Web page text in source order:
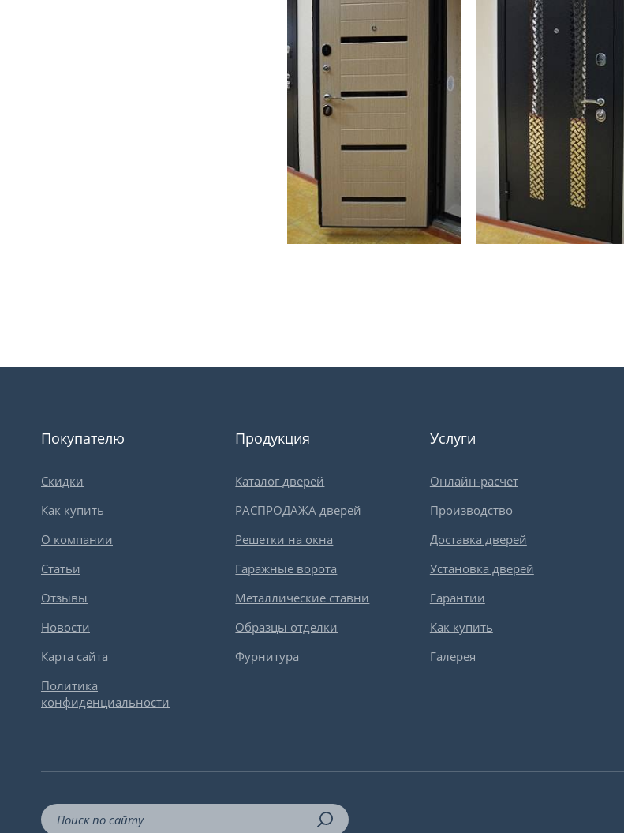
Покупателю
Скидки
Как купить
О компании
Статьи
Отзывы
Новости
Карта сайта
Политика
конфиденциальности
Продукция
Каталог дверей
РАСПРОДАЖА дверей
Решетки на окна
Гаражные ворота
Металлические ставни
Образцы отделки
Фурнитура
Услуги
Онлайн-расчет
Производство
Доставка дверей
Установка дверей
Гарантии
Как купить
Галерея